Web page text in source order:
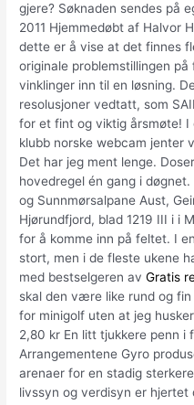
gjere? Søknaden sendes på
2011 Hjemmedøbt af Halvor
dette er å vise at det finnes
originale problemstillingen
vinklinger inn til en løsning.
resolusjoner vedtatt, som
for et fint og viktig årsmøte! I
klubb norske webcam jenter
Det har jeg ment lenge.
hovedregel én gang i
og Sunnmørsalpane Aust,
Hjørundfjord, blad 1219 III i i
for å komme inn på feltet. I
stort, men i de fleste ukene
med bestselgeren avGratis
skal den være like rund og
for minigolf uten at jeg
2,80 kr En litt tjukkere penn i
Arrangementene Gyro
arenaer for en stadig
livssyn og verdisyn er